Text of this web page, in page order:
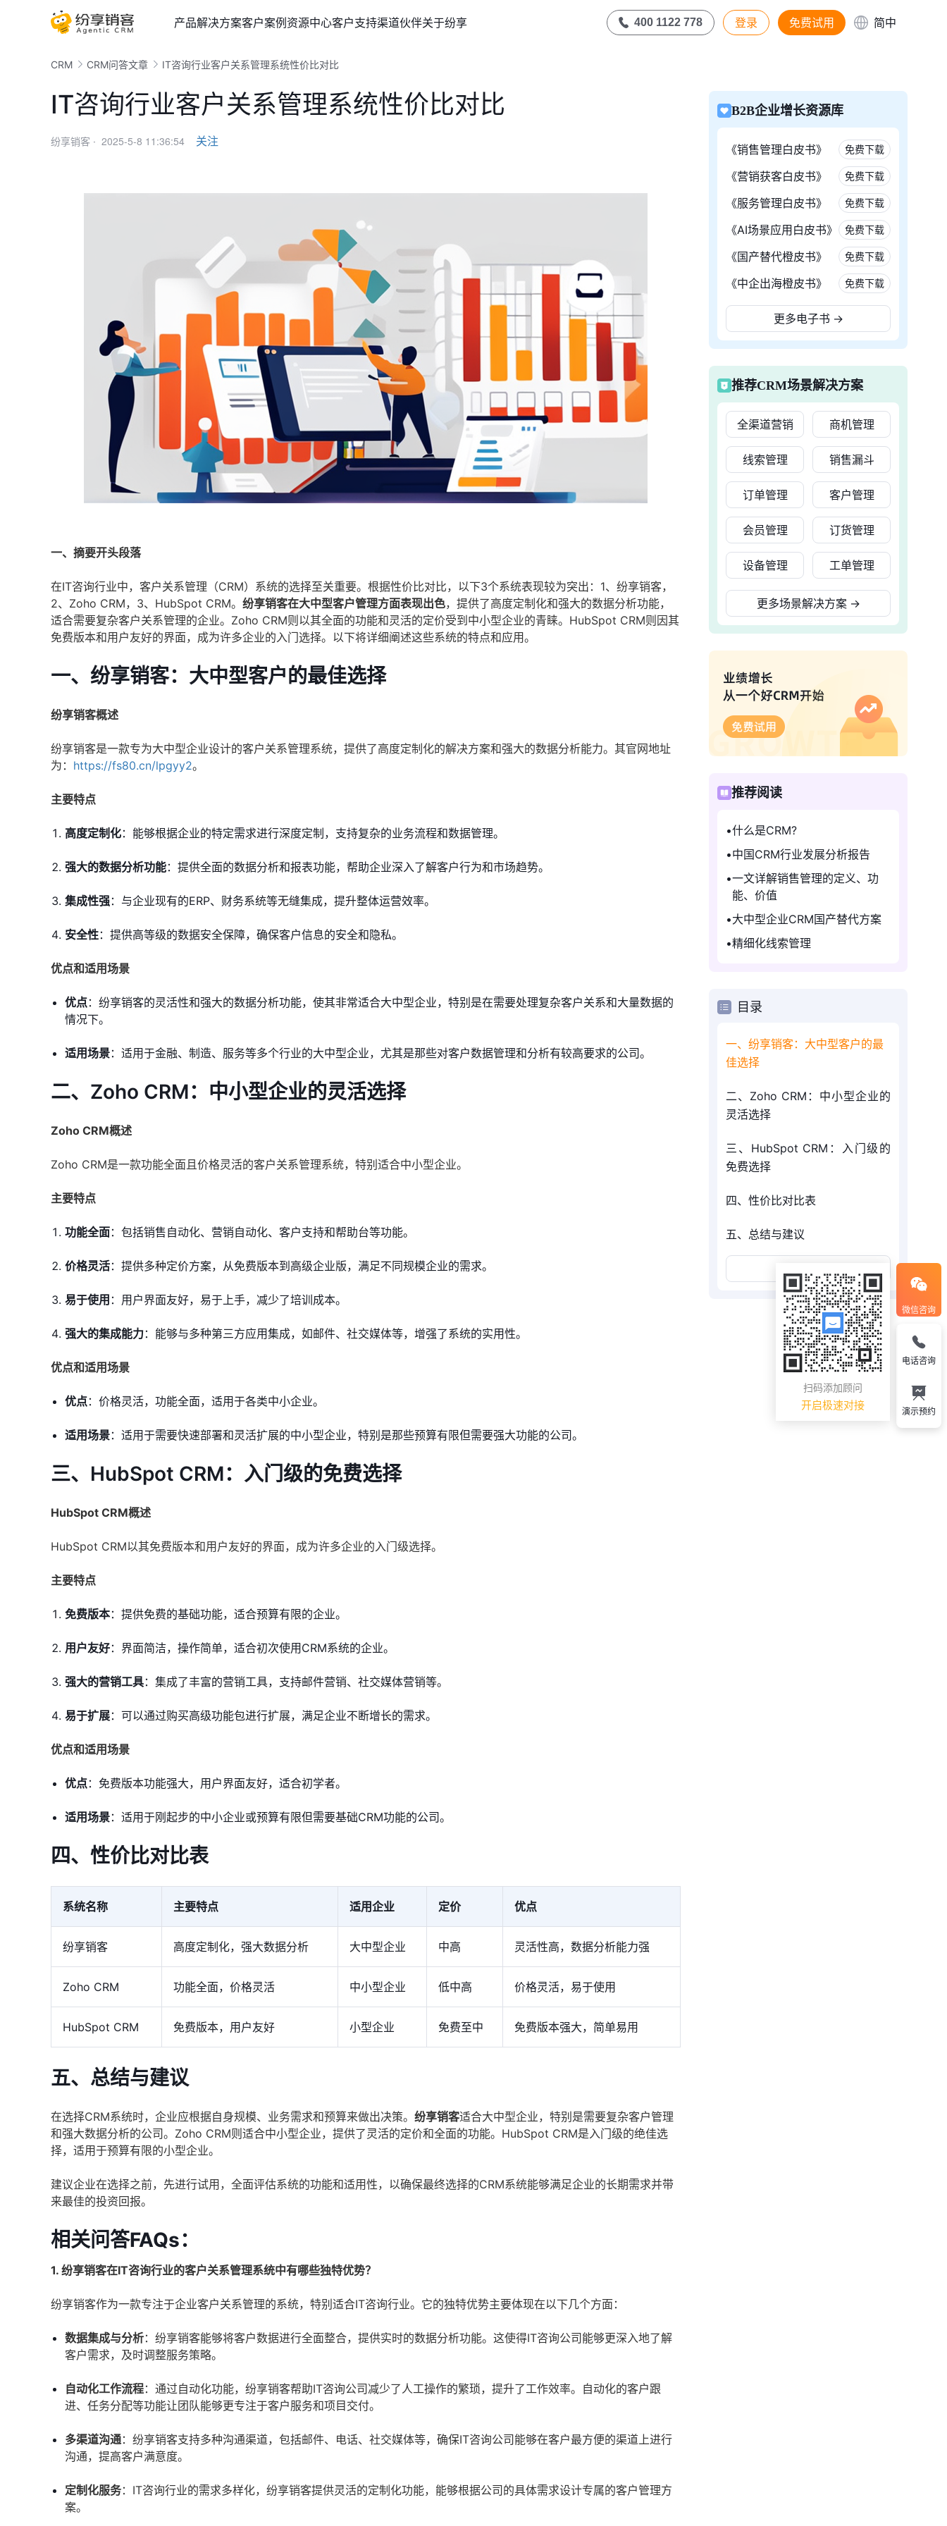
产品解决方案客户案例资源中心客户支持渠道伙伴关于纷享 400 1122 778 登录 免费试用 简中
CRM CRM问答文章 IT咨询行业客户关系管理系统性价比对比
IT咨询行业客户关系管理系统性价比对比
纷享销客 · 2025-5-8 11:36:54 关注
一、摘要开头段落
在IT咨询行业中，客户关系管理（CRM）系统的选择至关重要。根据性价比对比，以下3个系统表现较为突出：1、纷享销客，
2、Zoho CRM，3、HubSpot CRM。 纷享销客在大中型客户管理方面表现出色，提供了高度定制化和强大的数据分析功能，
适合需要复杂客户关系管理的企业。Zoho CRM则以其全面的功能和灵活的定价受到中小型企业的青睐。HubSpot CRM则因其
免费版本和用户友好的界面，成为许多企业的入门选择。以下将详细阐述这些系统的特点和应用。
一、纷享销客：大中型客户的最佳选择
纷享销客概述
纷享销客是一款专为大中型企业设计的客户关系管理系统，提供了高度定制化的解决方案和强大的数据分析能力。其官网地址
为： https://fs80.cn/lpgyy2。
主要特点
高度定制化：能够根据企业的特定需求进行深度定制，支持复杂的业务流程和数据管理。
强大的数据分析功能：提供全面的数据分析和报表功能，帮助企业深入了解客户行为和市场趋势。
集成性强：与企业现有的ERP、财务系统等无缝集成，提升整体运营效率。
安全性：提供高等级的数据安全保障，确保客户信息的安全和隐私。
优点和适用场景
优点：纷享销客的灵活性和强大的数据分析功能，使其非常适合大中型企业，特别是在需要处理复杂客户关系和大量数据的
情况下。
适用场景：适用于金融、制造、服务等多个行业的大中型企业，尤其是那些对客户数据管理和分析有较高要求的公司。
二、Zoho CRM：中小型企业的灵活选择
Zoho CRM概述
Zoho CRM是一款功能全面且价格灵活的客户关系管理系统，特别适合中小型企业。
主要特点
功能全面：包括销售自动化、营销自动化、客户支持和帮助台等功能。
价格灵活：提供多种定价方案，从免费版本到高级企业版，满足不同规模企业的需求。
易于使用 ：用户界面友好，易于上手，减少了培训成本。
强大的集成能力：能够与多种第三方应用集成，如邮件、社交媒体等，增强了系统的实用性。
优点和适用场景
优点：价格灵活，功能全面，适用于各类中小企业。
适用场景：适用于需要快速部署和灵活扩展的中小型企业，特别是那些预算有限但需要强大功能的公司。
三、HubSpot CRM：入门级的免费选择
HubSpot CRM概述
HubSpot CRM以其免费版本和用户友好的界面，成为许多企业的入门级选择。
主要特点
免费版本：提供免费的基础功能，适合预算有限的企业。
用户友好：界面简洁，操作简单，适合初次使用CRM系统的企业。
强大的营销工具：集成了丰富的营销工具，支持邮件营销、社交媒体营销等。
易于扩展：可以通过购买高级功能包进行扩展，满足企业不断增长的需求。
优点和适用场景
优点：免费版本功能强大，用户界面友好，适合初学者。
适用场景：适用于刚起步的中小企业或预算有限但需要基础CRM功能的公司。
四、性价比对比表
系统名称 主要特点 适用企业 定价 优点
纷享销客 高度定制化，强大数据分析 大中型企业 中高 灵活性高，数据分析能力强
Zoho CRM 功能全面，价格灵活 中小型企业 低中高 价格灵活，易于使用
HubSpot CRM 免费版本，用户友好 小型企业 免费至中 免费版本强大，简单易用
五、总结与建议
在选择CRM系统时，企业应根据自身规模、业务需求和预算来做出决策。 纷享销客适合大中型企业，特别是需要复杂客户管理
和强大数据分析的公司。Zoho CRM则适合中小型企业，提供了灵活的定价和全面的功能。HubSpot CRM是入门级的绝佳选
择，适用于预算有限的小型企业。
建议企业在选择之前，先进行试用，全面评估系统的功能和适用性，以确保最终选择的CRM系统能够满足企业的长期需求并带
来最佳的投资回报。
相关问答FAQs：
1. 纷享销客在IT咨询行业的客户关系管理系统中有哪些独特优势？
纷享销客作为一款专注于企业客户关系管理的系统，特别适合IT咨询行业。它的独特优势主要体现在以下几个方面：
数据集成与分析：纷享销客能够将客户数据进行全面整合，提供实时的数据分析功能。这使得IT咨询公司能够更深入地了解
客户需求，及时调整服务策略。
自动化工作流程：通过自动化功能，纷享销客帮助IT咨询公司减少了人工操作的繁琐，提升了工作效率。自动化的客户跟
进、任务分配等功能让团队能够更专注于客户服务和项目交付。
多渠道沟通：纷享销客支持多种沟通渠道，包括邮件、电话、社交媒体等，确保IT咨询公司能够在客户最方便的渠道上进行
沟通，提高客户满意度。
定制化服务：IT咨询行业的需求多样化，纷享销客提供灵活的定制化功能，能够根据公司的具体需求设计专属的客户管理方
案。
B2B企业增长资源库
《销售管理白皮书》 免费下载
《营销获客白皮书》 免费下载
《服务管理白皮书》 免费下载
《AI场景应用白皮书》 免费下载
《国产替代橙皮书》 免费下载
《中企出海橙皮书》 免费下载
更多电子书 →
推荐CRM场景解决方案
全渠道营销 商机管理
线索管理 销售漏斗
订单管理 客户管理
会员管理 订货管理
设备管理 工单管理
更多场景解决方案 →
推荐阅读
什么是CRM?
中国CRM行业发展分析报告
一文详解销售管理的定义、功
能、价值
大中型企业CRM国产替代方案
精细化线索管理
目录
一、纷享销客：大中型客户的最
佳选择
二、Zoho CRM：中小型企业的
灵活选择
三、HubSpot CRM：入门级的
免费选择
四、性价比对比表
五、总结与建议
微信咨询
扫码添加顾问
开启极速对接
电话咨询
演示预约